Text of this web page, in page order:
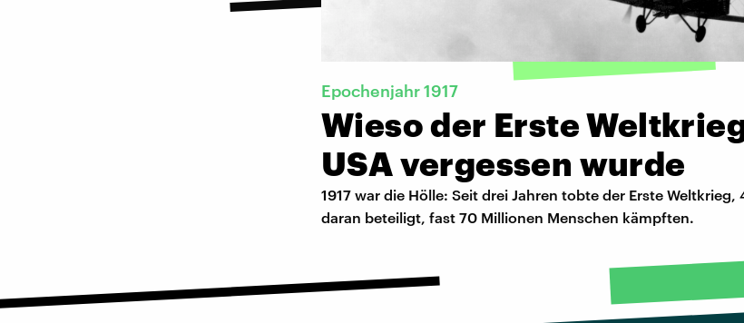
Epochenjahr 1917
Wieso der Erste
USA vergessen wurde
1917 war die Hölle: Seit drei Jahren tobte der Erste Weltkrieg,
daran beteiligt, fast 70 Millionen Menschen kämpften.